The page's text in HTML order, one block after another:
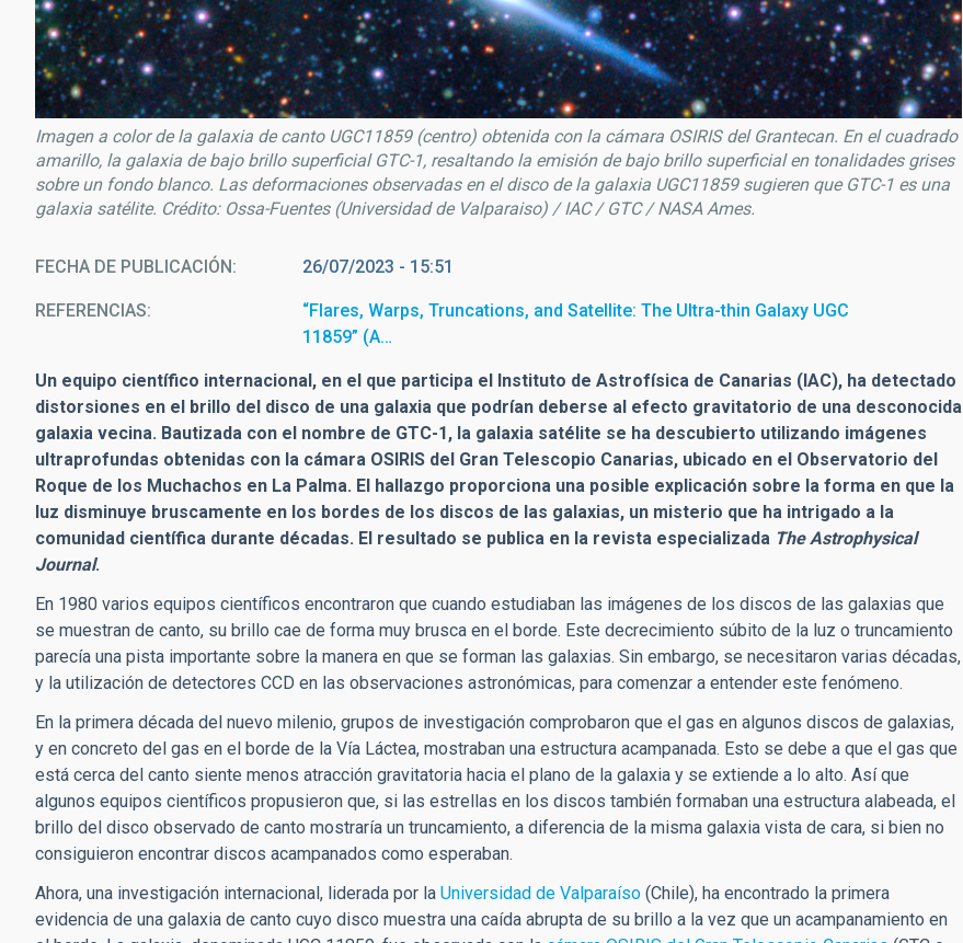
Imagen a color de la galaxia de canto UGC11859 (centro) obtenida con la cámara OSIRIS del Grantecan. En el cuadrado
amarillo, la galaxia de bajo brillo superficial GTC-1, resaltando la emisión de bajo brillo superficial en tonalidades grises
sobre un fondo blanco. Las deformaciones observadas en el disco de la galaxia UGC11859 sugieren que GTC-1 es una
galaxia satélite. Crédito: Ossa-Fuentes (Universidad de Valparaiso) / IAC / GTC / NASA Ames.
FECHA DE PUBLICACIÓN 26/07/2023 - 15:51
REFERENCIAS
“Flares, Warps, Truncations, and Satellite: The Ultra-thin Galaxy UGC
11859” (A…
Un equipo científico internacional, en el que participa el Instituto de Astrofísica de Canarias (IAC), ha detectado
distorsiones en el brillo del disco de una galaxia que podrían deberse al efecto gravitatorio de una desconocida
galaxia vecina. Bautizada con el nombre de GTC-1, la galaxia satélite se ha descubierto utilizando imágenes
ultraprofundas obtenidas con la cámara OSIRIS del Gran Telescopio Canarias, ubicado en el Observatorio del
Roque de los Muchachos en La Palma. El hallazgo proporciona una posible explicación sobre la forma en que la
luz disminuye bruscamente en los bordes de los discos de las galaxias, un misterio que ha intrigado a la
comunidad científica durante décadas. El resultado se publica en la revista especializada The Astrophysical
Journal.
En 1980 varios equipos científicos encontraron que cuando estudiaban las imágenes de los discos de las galaxias que
se muestran de canto, su brillo cae de forma muy brusca en el borde. Este decrecimiento súbito de la luz o truncamiento
parecía una pista importante sobre la manera en que se forman las galaxias. Sin embargo, se necesitaron varias décadas,
y la utilización de detectores CCD en las observaciones astronómicas, para comenzar a entender este fenómeno.
En la primera década del nuevo milenio, grupos de investigación comprobaron que el gas en algunos discos de galaxias,
y en concreto del gas en el borde de la Vía Láctea, mostraban una estructura acampanada. Esto se debe a que el gas que
está cerca del canto siente menos atracción gravitatoria hacia el plano de la galaxia y se extiende a lo alto. Así que
algunos equipos científicos propusieron que, si las estrellas en los discos también formaban una estructura alabeada, el
brillo del disco observado de canto mostraría un truncamiento, a diferencia de la misma galaxia vista de cara, si bien no
consiguieron encontrar discos acampanados como esperaban.
Ahora, una investigación internacional, liderada por la Universidad de Valparaíso (Chile), ha encontrado la primera
evidencia de una galaxia de canto cuyo disco muestra una caída abrupta de su brillo a la vez que un acampanamiento en